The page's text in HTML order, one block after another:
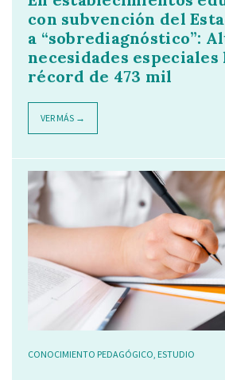
con subvención del
a “sobrediagnóstico”:
necesidades especiales
récord de 473 mil
VER MÁS →
CONOCIMIENTO PEDAGÓGICO, ESTUDIO